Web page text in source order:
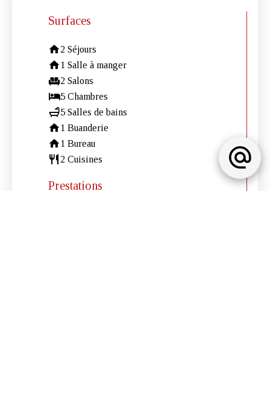
Surfaces
2 Séjours
1 Salle à manger
2 Salons
5 Chambres
5 Salles de bains
1 Buanderie
1 Bureau
2 Cuisines
Prestations